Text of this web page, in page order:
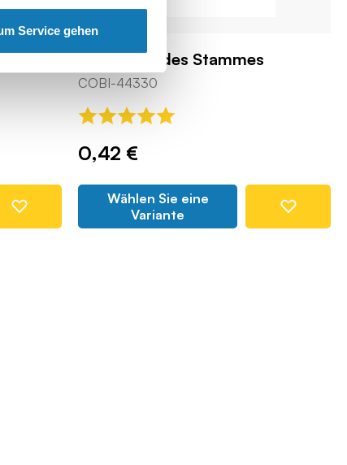
Service gehen
Palm - Teil des Stammes
COBI-44330
0,42 €
Wählen Sie eine
Variante